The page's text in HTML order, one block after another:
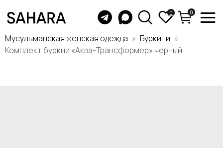
Мусульманская женская одежда
Буркини
Комплект буркни «Аква-Трансформер» черный